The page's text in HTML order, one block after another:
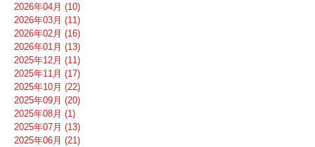
2026年04月 (10)
2026年03月 (11)
2026年02月 (16)
2026年01月 (13)
2025年12月 (11)
2025年11月 (17)
2025年10月 (22)
2025年09月 (20)
2025年08月 (1)
2025年07月 (13)
2025年06月 (21)